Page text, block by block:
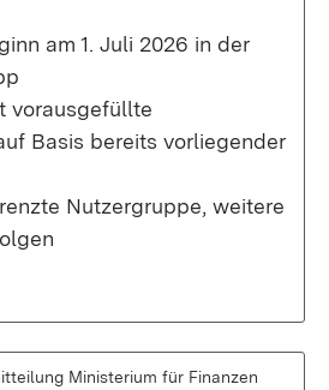
am 1. Juli 2026 in der
vorausgefüllte
Basis bereits vorliegender
Nutzergruppe, weitere
Ministerium für Finanzen